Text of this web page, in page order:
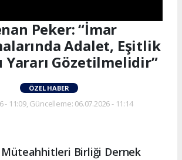
Peker: “İmar
Adalet, Eşitlik
Yararı Gözetilmelidir”
ÖZEL HABER
- 11:09, Güncelleme: 06.07.2026 - 11:14
Birliği Dernek